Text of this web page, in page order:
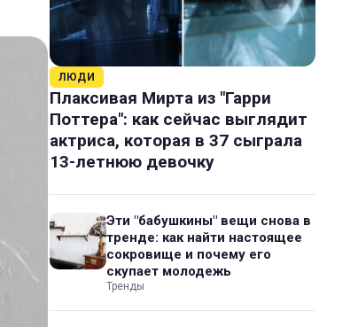
ЛЮДИ
Плаксивая Мирта из "Гарри
Поттера": как сейчас выглядит
актриса, которая в 37 сыграла
13-летнюю девочку
Эти "бабушкины" вещи снова в
тренде: как найти настоящее
сокровище и почему его
скупает молодежь
Тренды